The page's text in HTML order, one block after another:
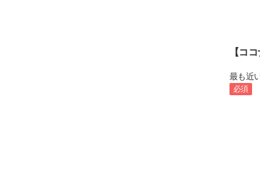
【コ
最も近
必須